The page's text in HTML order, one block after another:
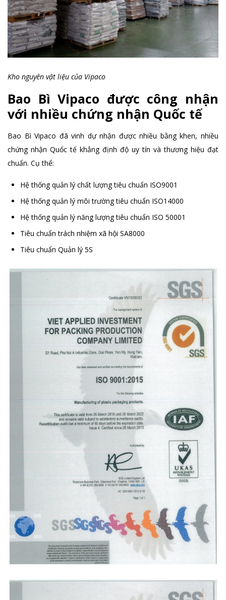
Kho nguyên vật liệu của Vipaco
Bao Bì Vipaco được công nhận
với nhiều chứng nhận Quốc tế
Bao Bì Vipaco đã vinh dự nhận được nhiều bằng khen, nhiều
chứng nhận Quốc tế khẳng định độ uy tín và thương hiệu đạt
chuẩn. Cụ thể:
Hệ thống quản lý chất lượng tiêu chuẩn ISO9001
Hệ thống quản lý môi trường tiêu chuẩn ISO14000
Hệ thống quản lý năng lượng tiêu chuẩn ISO 50001
Tiêu chuẩn trách nhiệm xã hội SA8000
Tiêu chuẩn Quản lý 5S